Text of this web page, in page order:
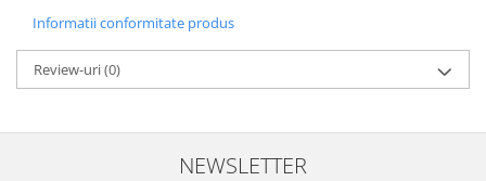
Informatii conformitate produs
Review-uri(0)
NEWSLETTER